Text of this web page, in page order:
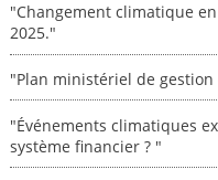
"Changement climatique
2025."
"Plan ministériel de
"Événements climatiques
système financier ? "